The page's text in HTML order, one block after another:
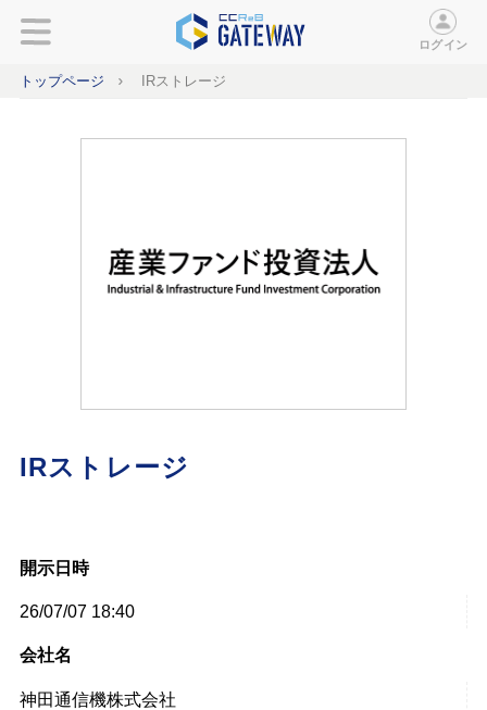
ログイン
トップページ IRストレージ
IRストレージ
開示日時
26/07/07 18:40
会社名
神田通信機株式会社